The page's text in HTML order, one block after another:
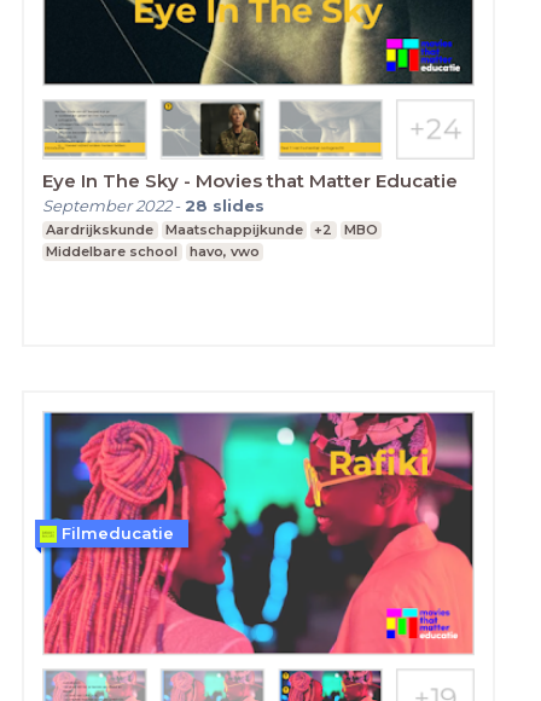
Eye In The Sky - Movies that Matter Educatie
September 2022- 28 slides
Aardrijkskunde Maatschappijkunde +2
MBO
Middelbare school
havo, vwo
Filmeducatie